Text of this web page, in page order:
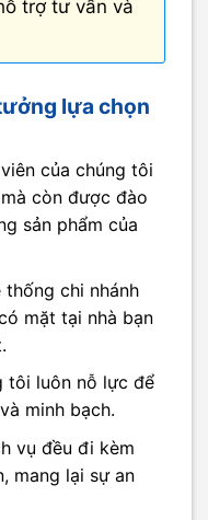
trợ tư vấn và
lựa chọn
của chúng tôi
còn được đào
sản phẩm của
thống chi nhánh
mặt tại nhà bạn
tôi luôn nỗ lực để
minh bạch.
vụ đều đi kèm
mang lại sự an